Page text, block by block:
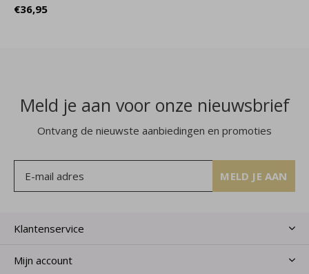
€36,95
Meld je aan voor onze nieuwsbrief
Ontvang de nieuwste aanbiedingen en promoties
MELD JE AAN
Klantenservice
Mijn account